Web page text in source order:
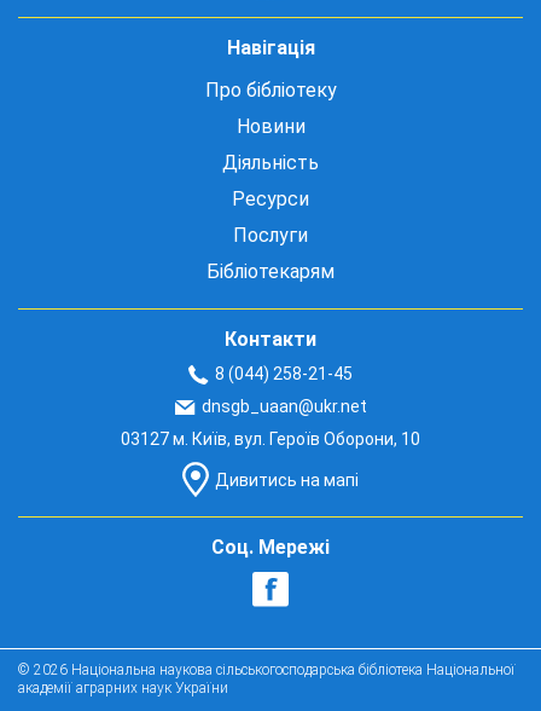
Навігація
Про бібліотеку
Новини
Діяльність
Ресурси
Послуги
Бібліотекарям
Контакти
8 (044) 258-21-45
dnsgb_uaan@ukr.net
03127 м. Київ, вул. Героїв Оборони, 10
Дивитись на мапі
Соц. Мережі
© 2026 Національна наукова сільськогосподарська бібліотека Національної
академії аграрних наук України